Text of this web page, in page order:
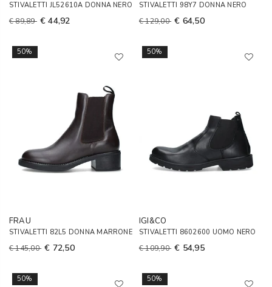
STIVALETTI JL52610A DONNA NERO
€ 89,89 € 44,92
STIVALETTI 98Y7 DONNA NERO
€ 129,00 € 64,50
50%
FRAU
STIVALETTI 82L5 DONNA MARRONE
€ 145,00 € 72,50
50%
IGI&CO
STIVALETTI 8602600 UOMO NERO
€ 109,90 € 54,95
50% 50%